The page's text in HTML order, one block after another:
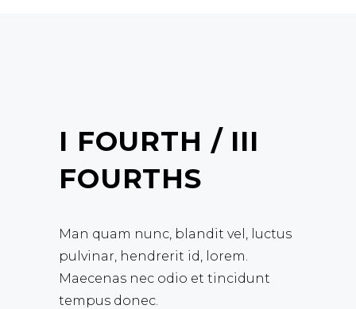
I FOURTH / III
FOURTHS
Man quam nunc, blandit vel, luctus
pulvinar, hendrerit id, lorem.
Maecenas nec odio et tincidunt
tempus donec.